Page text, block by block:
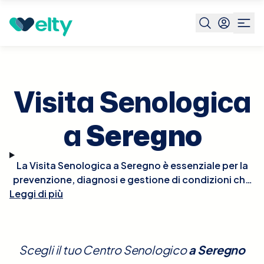
Prenota visita Seregno
Visita Senologica
aSeregno
La Visita Senologica a Seregno è essenziale per la
prevenzione, diagnosi e gestione di condizioni che
interessano il seno, comprese le patologie benigne
cambiamenti nella forma o dimensione del seno.
Leggi di più
Scegli il tuo Centro SenologicoaSeregno